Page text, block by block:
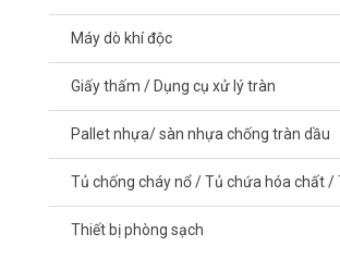
Máy dò khí độc
Giấy thấm / Dụng cụ xử lý tràn
Pallet nhựa/ sàn nhựa chống tràn dầu
Tủ chống cháy nổ / Tủ chứa hóa chất /
Thiết bị phòng sạch